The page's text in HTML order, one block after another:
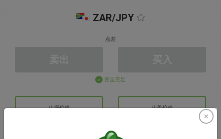
ZAR/JPY
点差
资金充足
止损价格 止盈价格